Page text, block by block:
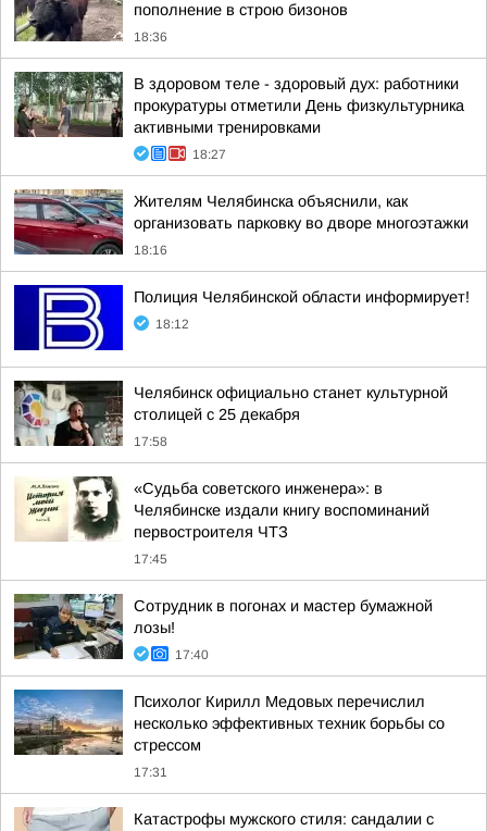
пополнение в строю бизонов
18:36
В здоровом теле - здоровый дух: работники
прокуратуры отметили День физкультурника
активными тренировками
18:27
Жителям Челябинска объяснили, как
организовать парковку во дворе многоэтажки
18:16
Полиция Челябинской области информирует!
18:12
Челябинск официально станет культурной
столицей с 25 декабря
17:58
«Судьба советского инженера»: в
Челябинске издали книгу воспоминаний
первостроителя ЧТЗ
17:45
Сотрудник в погонах и мастер бумажной
лозы!
17:40
Психолог Кирилл Медовых перечислил
несколько эффективных техник борьбы со
стрессом
17:31
Катастрофы мужского стиля: сандалии с